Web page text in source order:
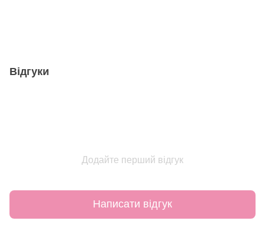
Відгуки
Додайте перший відгук
Написати відгук